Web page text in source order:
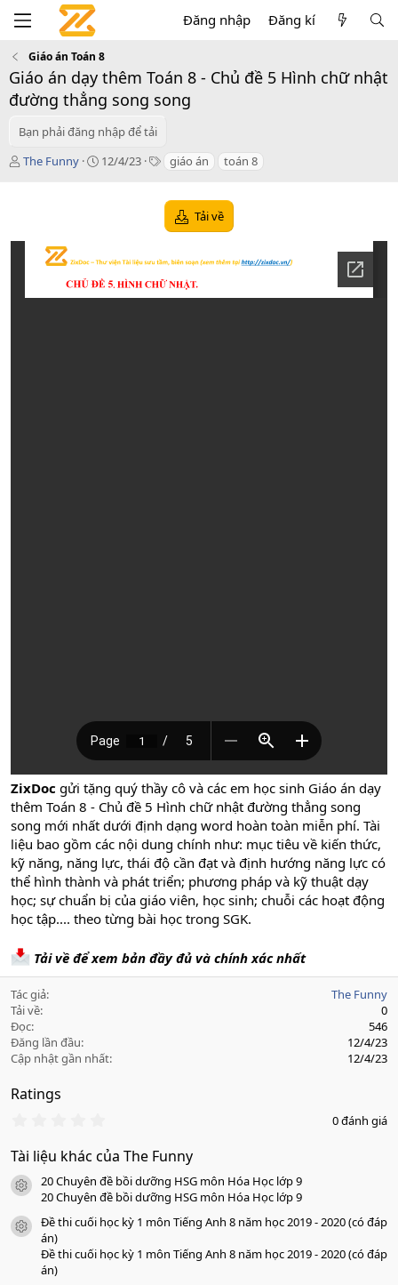
Đăng nhập Đăng kí
Giáo án Toán 8
Giáo án dạy thêm Toán 8 - Chủ đề 5 Hình chữ nhật
đường thẳng song song
Bạn phải đăng nhập để tải
T
ả
The Funny
C
d
12/4/23
T
s
giáo án toán 8
Tải về
ZixDoc gửi tặng quý thầy cô và các em học sinh Giáo án dạy
thêm Toán 8 - Chủ đề 5 Hình chữ nhật đường thẳng song
song mới nhất dưới định dạng word hoàn toàn miễn phí. Tài
liệu bao gồm các nội dung chính như: mục tiêu về kiến thức,
kỹ năng, năng lực, thái độ cần đạt và định hướng năng lực có
thể hình thành và phát triển; phương pháp và kỹ thuật dạy
học; sự chuẩn bị của giáo viên, học sinh; chuỗi các hoạt động
học tập.... theo từng bài học trong SGK.
Tải về để xem bản đầy đủ và chính xác nhất
Tác giả
The Funny
Tải về
0
Đọc
546
Đăng lần đầu
12/4/23
Cập nhật gần nhất
12/4/23
Ratings
0
0
s
a
o
0 đánh giá
Tài liệu khác của The Funny
icon tài liệu
20 Chuyên đề bồi dưỡng HSG môn Hóa Học lớp 9
20 Chuyên đề bồi dưỡng HSG môn Hóa Học lớp 9
icon tài liệu
Đề thi cuối học kỳ 1 môn Tiếng Anh 8 năm học 2019 - 2020 (có đáp
án)
Đề thi cuối học kỳ 1 môn Tiếng Anh 8 năm học 2019 - 2020 (có đáp
án)